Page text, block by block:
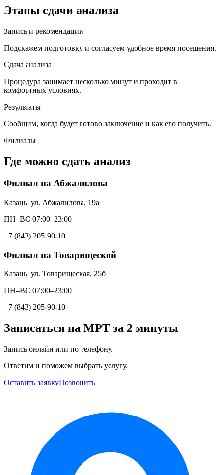
Этапы сдачи анализа
Запись и рекомендации
Подскажем подготовку и согласуем удобное время посещения.
Сдача анализа
Процедура занимает несколько минут и проходит в
комфортных условиях.
Результаты
Сообщим, когда будет готово заключение и как его получить.
Филиалы
Где можно сдать анализ
Филиал на Абжалилова
Казань, ул. Абжалилова, 19а
ПН–ВС 07:00–23:00
+7 (843) 205-90-10
Филиал на Товарищеской
Казань, ул. Товарищеская, 25б
ПН–ВС 07:00–23:00
+7 (843) 205-90-10
Записаться на МРТ за 2 минуты
Запись онлайн или по телефону.
Ответим и поможем выбрать услугу.
Оставить заявкуПозвонить